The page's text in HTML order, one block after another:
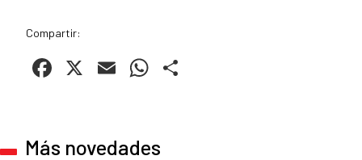
Compartir:
Facebook
X EmailWhatsApp
Más novedades